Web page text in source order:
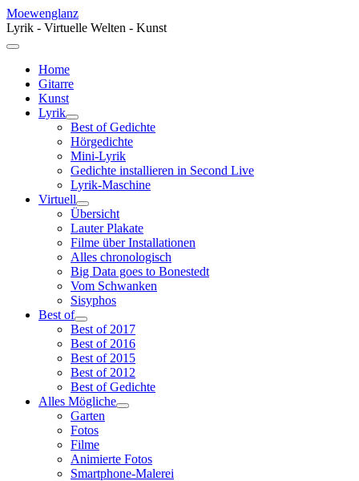
Moewenglanz
Lyrik - Virtuelle Welten - Kunst
Home
Gitarre
Kunst
Lyrik
Best of Gedichte
Hörgedichte
Mini-Lyrik
Gedichte installieren in Second Live
Lyrik-Maschine
Virtuell
Übersicht
Lauter Plakate
Filme über Installationen
Alles chronologisch
Big Data goes to Bonestedt
Vom Schwanken
Sisyphos
Best of
Best of 2017
Best of 2016
Best of 2015
Best of 2012
Best of Gedichte
Alles Mögliche
Garten
Fotos
Filme
Animierte Fotos
Smartphone-Malerei